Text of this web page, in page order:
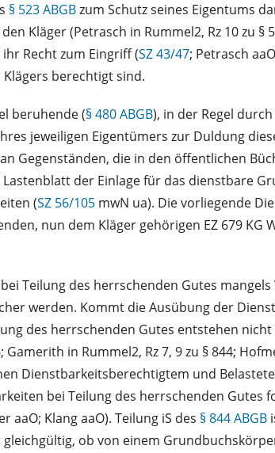
§ 523 ABGBzum Schutz seines Eigentums
Kläger (Petrasch in Rummel2, Rz 10 zu
Recht zum Eingriff (SZ 43/47; Petrasch
berechtigt sind.
beruhende (§ 480 ABGB), in der Regel
jeweiligen Eigentümers zur Duldung
Gegenständen, die in den öffentlichen
der Einlage für das dienstbare
(SZ 56/105 mwN ua). Die vorliegende
nun dem Kläger gehörigen EZ 679
Teilung des herrschenden Gutes
werden. Kommt die Ausübung der
des herrschenden Gutes entstehen
in Rummel2, Rz 7, 9 zu § 844;
Dienstbarkeitsberechtigtem und
bei Teilung des herrschenden
aaO; Klang aaO). Teilung iS des § 844 ABGB
ob von einem